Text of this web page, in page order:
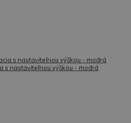
s nastaviteľnou výškou - modrá